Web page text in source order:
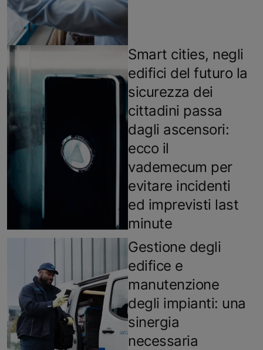
Smart cities, negli
edifici del futuro la
sicurezza dei
cittadini passa
dagli ascensori:
ecco il
vademecum per
evitare incidenti
ed imprevisti last
minute
Gestione degli
edifice e
manutenzione
degli impianti: una
sinergia
necessaria